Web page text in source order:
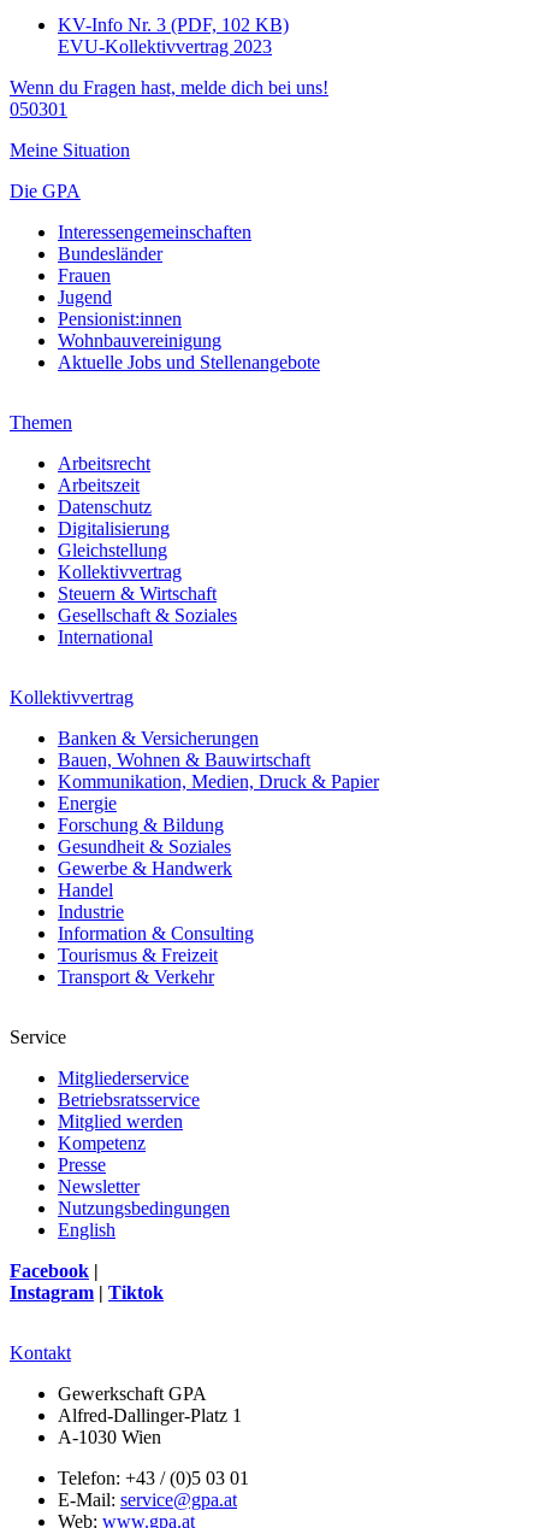
KV-Info Nr. 3 (PDF, 102 KB)
EVU-Kollektivvertrag 2023
Wenn du Fragen hast, melde dich bei uns!
050301
Meine Situation
Die GPA
Interessengemeinschaften
Bundesländer
Frauen
Jugend
Pensionist:innen
Wohnbauvereinigung
Aktuelle Jobs und Stellenangebote
Themen
Arbeitsrecht
Arbeitszeit
Datenschutz
Digitalisierung
Gleichstellung
Kollektivvertrag
Steuern & Wirtschaft
Gesellschaft & Soziales
International
Kollektivvertrag
Banken & Versicherungen
Bauen, Wohnen & Bauwirtschaft
Kommunikation, Medien, Druck & Papier
Energie
Forschung & Bildung
Gesundheit & Soziales
Gewerbe & Handwerk
Handel
Industrie
Information & Consulting
Tourismus & Freizeit
Transport & Verkehr
Service
Mitgliederservice
Betriebsratsservice
Mitglied werden
Kompetenz
Presse
Newsletter
Nutzungsbedingungen
English
Facebook |
Instagram | Tiktok
Kontakt
Gewerkschaft GPA
Alfred-Dallinger-Platz 1
A-1030 Wien
Telefon: +43 / (0)5 03 01
E-Mail: service@gpa.at
Web: www.gpa.at